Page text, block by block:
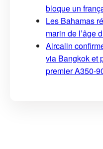
bloque un
Les Bahamas
marin de l’âge
Aircalin
via Bangkok et
premier A350-